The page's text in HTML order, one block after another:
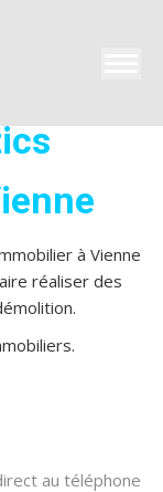
à Vienne
réaliser des
au téléphone